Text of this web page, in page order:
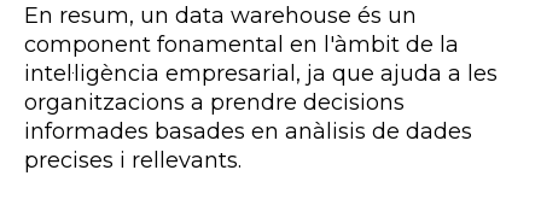
En resum, un data warehouse és un
component fonamental en l'àmbit de la
intel·ligència empresarial, ja que ajuda a les
organitzacions a prendre decisions
informades basades en anàlisis de dades
precises i rellevants.